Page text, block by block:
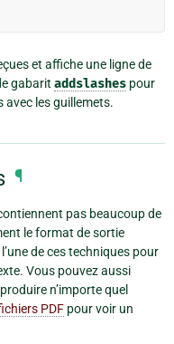
et affiche une ligne de
gabarit addslashes pour
avec les guillemets.
¶
pas beaucoup de
le format de sortie
de ces techniques pour
Vous pouvez aussi
n’importe quel
PDF pour voir un